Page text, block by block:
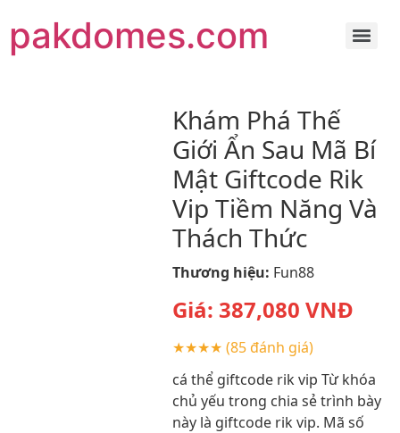
pakdomes.com
Khám Phá Thế
Giới Ẩn Sau Mã Bí
Mật Giftcode Rik
Vip Tiềm Năng Và
Thách Thức
Thương hiệu: Fun88
Giá: 387,080 VNĐ
★★★★ (85 đánh giá)
cá thể giftcode rik vip Từ khóa
chủ yếu trong chia sẻ trình bày
này là giftcode rik vip. Mã số